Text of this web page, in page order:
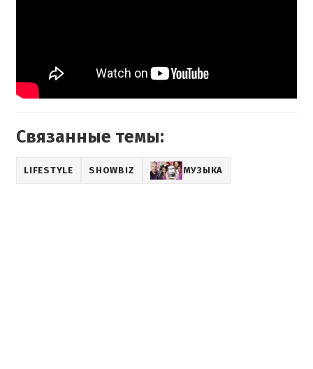
Связанные темы:
LIFESTYLE SHOWBIZ МУЗЫКА